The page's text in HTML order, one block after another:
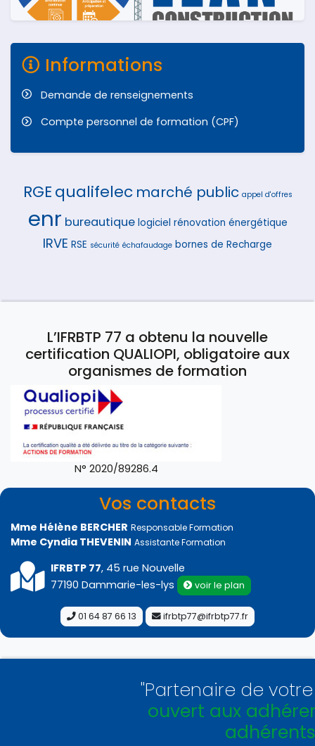
Informations
Demande de renseignements
Compte personnel de formation (CPF)
RGEqualifelec marché public appel d'offres
enr bureautique logiciel rénovation énergétique
IRVE RSE sécurité échafaudage bornes de Recharge
L’IFRBTP 77 a obtenu la nouvelle
certification QUALIOPI, obligatoire aux
organismes de formation
N° 2020/89286.4
Vos contacts
Mme Hélène BERCHER Responsable Formation
Mme Cyndia THEVENIN Assistante Formation
IFRBTP 77, 45 rue Nouvelle
77190 Dammarie-les-lys
voir le plan
01 64 87 66 13 ifrbtp77@ifrbtp77.fr
"Partenaire de votre
ouvert aux
adhérents